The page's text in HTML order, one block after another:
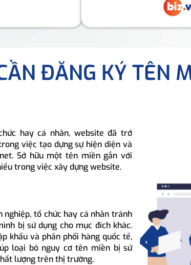
ĐĂNG KÝ TÊN
hay cá nhân, website đã trở
việc tạo dựng sự hiện diện và
Sở hữu một tên miền gắn với
trong việc xây dựng website.
tổ chức hay cá nhân tránh
bị sử dụng cho mục đích khác.
khẩu và phân phối hàng quốc tế,
loại bỏ nguy cơ tên miền bị sử
lượng trên thị trường.